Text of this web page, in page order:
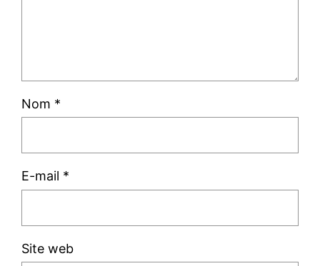
Nom *
E-mail *
Site web